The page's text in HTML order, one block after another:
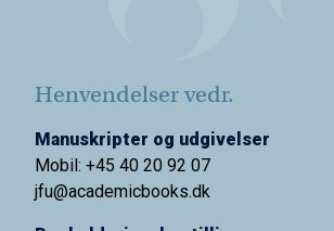
Henvendelser vedr.
Manuskripter og udgivelser
Mobil: +45 40 20 92 07
jfu@academicbooks.dk